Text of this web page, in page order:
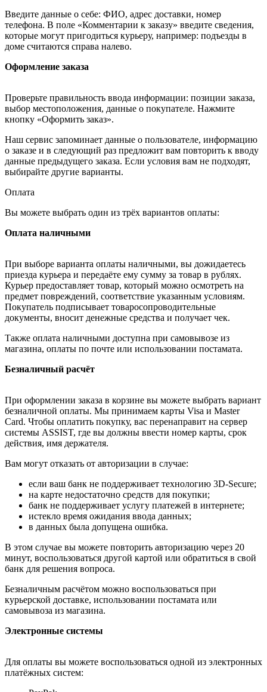
Введите данные о себе: ФИО, адрес доставки, номер
телефона. В поле «Комментарии к заказу» введите сведения,
которые могут пригодиться курьеру, например: подъезды в
доме считаются справа налево.
Оформление заказа
Проверьте правильность ввода информации: позиции заказа,
выбор местоположения, данные о покупателе. Нажмите
кнопку «Оформить заказ».
Наш сервис запоминает данные о пользователе, информацию
о заказе и в следующий раз предложит вам повторить к вводу
данные предыдущего заказа. Если условия вам не подходят,
выбирайте другие варианты.
Оплата
Вы можете выбрать один из трёх вариантов оплаты:
Оплата наличными
При выборе варианта оплаты наличными, вы дожидаетесь
приезда курьера и передаёте ему сумму за товар в рублях.
Курьер предоставляет товар, который можно осмотреть на
предмет повреждений, соответствие указанным условиям.
Покупатель подписывает товаросопроводительные
документы, вносит денежные средства и получает чек.
Также оплата наличными доступна при самовывозе из
магазина, оплаты по почте или использовании постамата.
Безналичный расчёт
При оформлении заказа в корзине вы можете выбрать вариант
безналичной оплаты. Мы принимаем карты Visa и Master
Card. Чтобы оплатить покупку, вас перенаправит на сервер
системы ASSIST, где вы должны ввести номер карты, срок
действия, имя держателя.
Вам могут отказать от авторизации в случае:
если ваш банк не поддерживает технологию 3D-Secure;
на карте недостаточно средств для покупки;
банк не поддерживает услугу платежей в интернете;
истекло время ожидания ввода данных;
в данных была допущена ошибка.
В этом случае вы можете повторить авторизацию через 20
минут, воспользоваться другой картой или обратиться в свой
банк для решения вопроса.
Безналичным расчётом можно воспользоваться при
курьерской доставке, использовании постамата или
самовывоза из магазина.
Электронные системы
Для оплаты вы можете воспользоваться одной из электронных
платёжных систем: